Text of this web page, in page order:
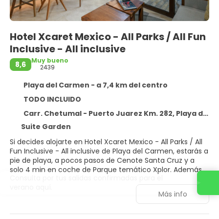
Hotel Xcaret Mexico - All Parks / All Fun
Inclusive - All inclusive
8,6
Muy bueno
2439
Playa del Carmen - a 7,4 km del centro
TODO INCLUIDO
Carr. Chetumal - Puerto Juarez Km. 282, Playa del Carmen 77710
Suite Garden
Si decides alojarte en Hotel Xcaret Mexico - All Parks / All
Fun Inclusive - All inclusive de Playa del Carmen, estarás a
pie de playa, a pocos pasos de Cenote Santa Cruz y a
solo 4 min en coche de Parque temático Xplor. Además,
Xenses Park y a 1,7 km de Parque temático ecológico
Para un relax sin igual, nada como una visita al spa, que
Más info